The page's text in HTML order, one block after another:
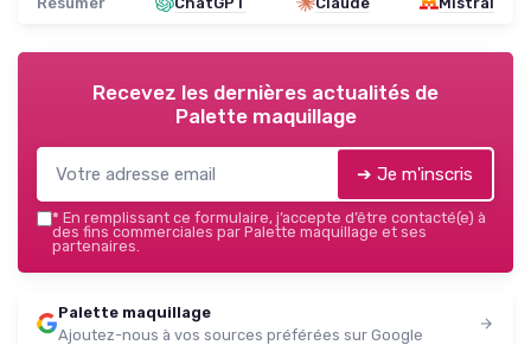
Recevez les dernières actualités de
Palette maquillage
➔ Je m'inscris
* En remplissant ce formulaire, j’accepte d’être contacté(e) à
des fins commerciales par Palette maquillage et ses
partenaires.
Palette maquillage
Ajoutez-nous à vos sources préférées sur Google